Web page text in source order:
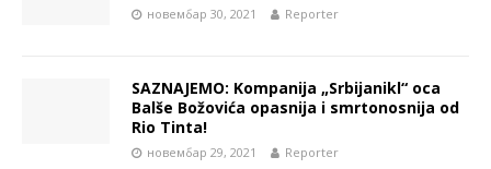
новембар 30, 2021 Reporter
SAZNAJEMO: Kompanija „Srbijanikl“ oca
Balše Božovića opasnija i smrtonosnija od
Rio Tinta!
новембар 29, 2021 Reporter